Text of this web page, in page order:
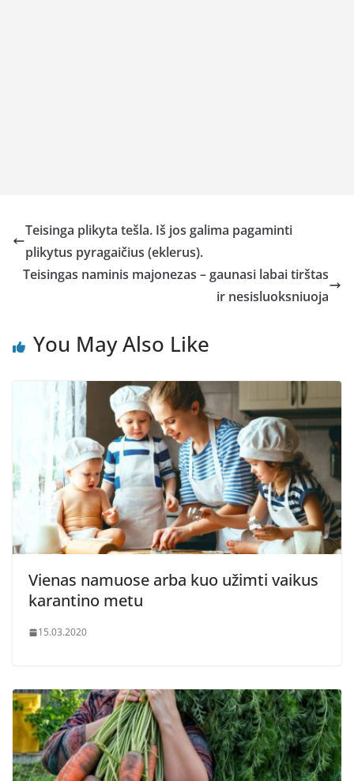
Teisinga plikyta tešla. Iš jos galima pagaminti
plikytus pyragaičius (eklerus).
Teisingas naminis majonezas – gaunasi labai tirštas
ir nesisluoksniuoja
You May Also Like
Vienas namuose arba kuo užimti vaikus
karantino metu
15.03.2020